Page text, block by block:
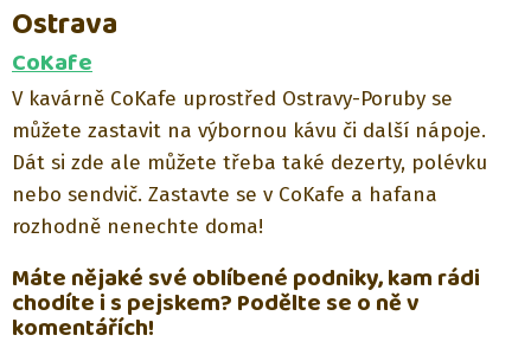
Ostrava
CoKafe
V kavárně CoKafe uprostřed Ostravy-Poruby se
můžete zastavit na výbornou kávu či další nápoje.
Dát si zde ale můžete třeba také dezerty, polévku
nebo sendvič. Zastavte se v CoKafe a hafana
rozhodně nenechte doma!
Máte nějaké své oblíbené podniky, kam rádi
chodíte i s pejskem? Podělte se o ně v
komentářích!